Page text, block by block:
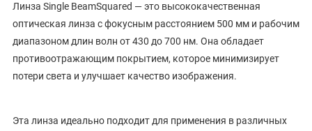
Линза Single BeamSquared — это высококачественная
оптическая линза с фокусным расстоянием 500 мм и рабочим
диапазоном длин волн от 430 до 700 нм. Она обладает
противоотражающим покрытием, которое минимизирует
потери света и улучшает качество изображения.
Эта линза идеально подходит для применения в различных